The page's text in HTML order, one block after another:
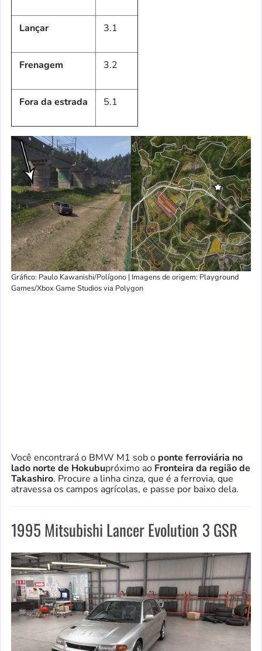
Lançar 3.1
Frenagem 3.2
Fora da estrada 5.1
Gráfico: Paulo Kawanishi/Polígono | Imagens de origem: Playground
Games/Xbox Game Studios via Polygon
Você encontrará o BMW M1 sob o ponte ferroviária no
lado norte de Hokubupróximo ao Fronteira da região de
Takashiro. Procure a linha cinza, que é a ferrovia, que
atravessa os campos agrícolas, e passe por baixo dela.
1995 Mitsubishi Lancer Evolution 3 GSR